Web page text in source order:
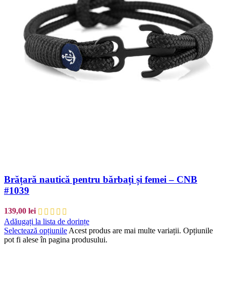
Brățară nautică pentru bărbați și femei – CNB
#1039
139,00 lei
Adăugați la lista de dorințe
Selectează opțiunile Acest produs are mai multe variații. Opțiunile
pot fi alese în pagina produsului.